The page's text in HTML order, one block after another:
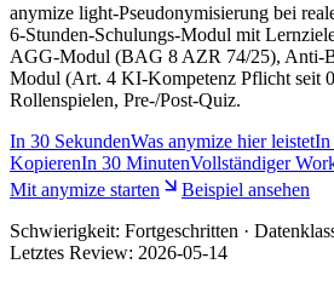
anymize light-Pseudonymisierung bei
6-Stunden-Schulungs-Modul mit
AGG-Modul (BAG 8 AZR 74/25), Anti-
Modul (Art. 4 KI-Kompetenz Pflicht seit
Rollenspielen, Pre-/Post-Quiz.
In 30 SekundenWas anymize hier leistetIn
KopierenIn 30 MinutenVollständiger
Mit anymize starten
Beispiel ansehen
Schwierigkeit: Fortgeschritten ·
Letztes Review: 2026-05-14